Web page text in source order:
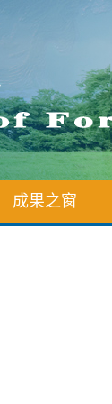
成果之窗